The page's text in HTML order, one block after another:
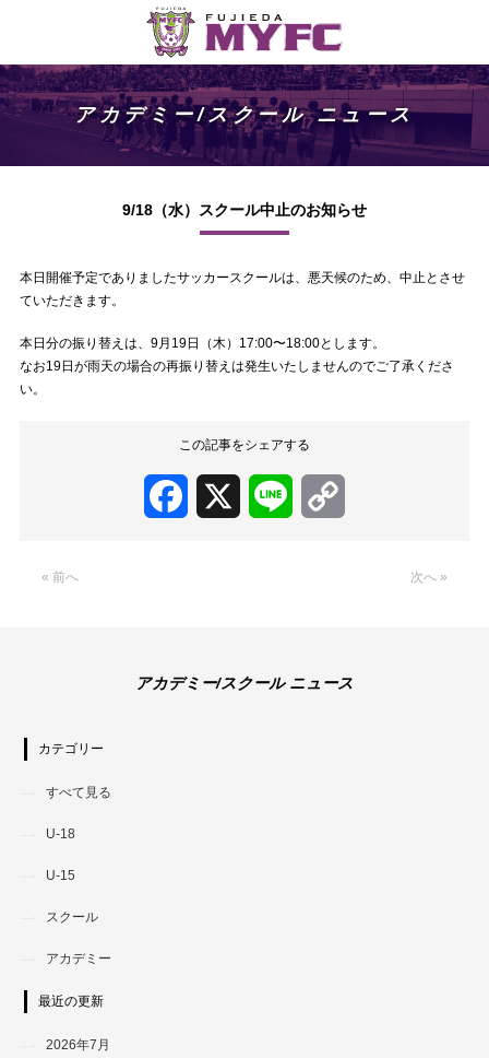
アカデミー/スクール ニュース
9/18（水）スクール中止のお知らせ
本日開催予定でありましたサッカースクールは、悪天候のため、中止とさせ
ていただきます。
本日分の振り替えは、9月19日（木）17:00〜18:00とします。
なお19日が雨天の場合の再振り替えは発生いたしませんのでご了承くださ
い。
この記事をシェアする
Facebook Line
« 前へ 次へ »
アカデミー/スクール ニュース
カテゴリー
すべて見る
U-18
U-15
スクール
アカデミー
最近の更新
2026年7月